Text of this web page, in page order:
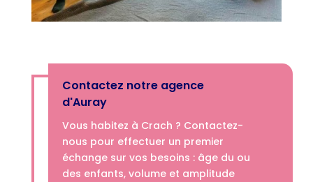
Contactez notre agence
d'Auray
Vous habitez à Crach ? Contactez-
nous pour effectuer un premier
échange sur vos besoins : âge du ou
des enfants, volume et amplitude